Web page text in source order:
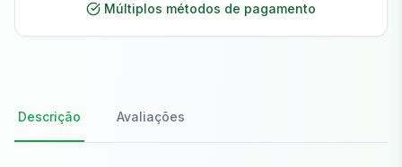
Múltiplos métodos de pagamento
Descrição Avaliações